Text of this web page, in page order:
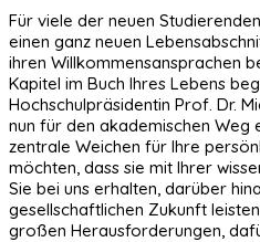
Für viele der neuen
einen ganz neuen
ihren Willkommensansprachen
Kapitel im Buch Ihres Lebens
Hochschulpräsidentin Prof. Dr.
nun für den akademischen Weg
zentrale Weichen für Ihre
möchten, dass sie mit Ihrer
Sie bei uns erhalten, darüber
gesellschaftlichen Zukunft
großen Herausforderungen,